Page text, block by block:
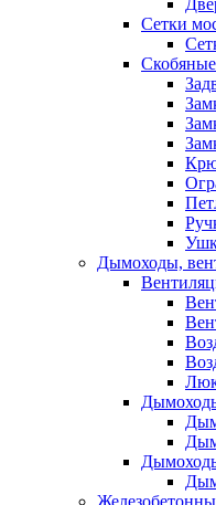
Сетки
Дымоходы,